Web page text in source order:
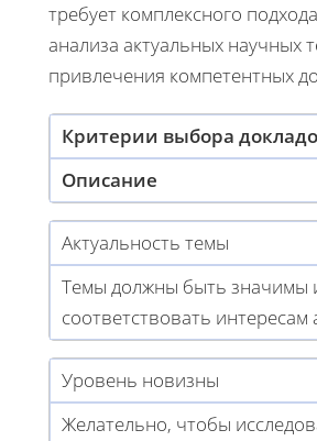
требует комплексного
анализа актуальных научных
привлечения компетентных
Критерии выбора
Описание
Актуальность темы
Темы должны быть значимы
соответствовать интересам
Уровень новизны
Желательно, чтобы